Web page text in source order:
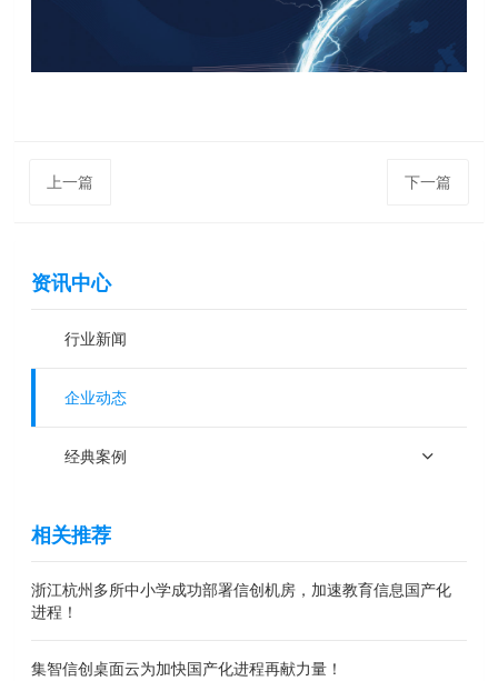
上一篇 下一篇
资讯中心
行业新闻
企业动态
经典案例
相关推荐
浙江杭州多所中小学成功部署信创机房，加速教育信息国产化
进程！
集智信创桌面云为加快国产化进程再献力量！